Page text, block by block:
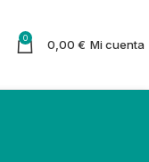
0 0,00 € Mi cuenta